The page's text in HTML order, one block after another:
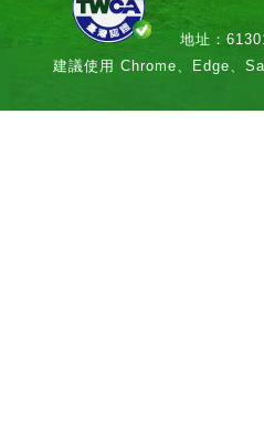
地址：
建議使用 Chrome、Edge、